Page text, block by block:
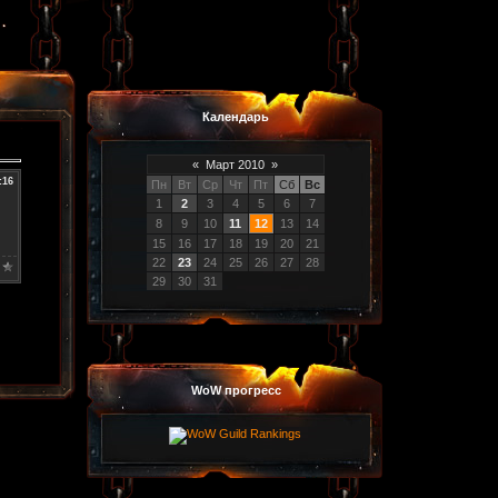
Календарь
« Март 2010 »
Пн
Вт Ср Чт Пт Сб
Вс
1
2 3 4 5 6
7
8
9 10 11 12 13
14
15
16 17 18 19 20
21
22
23 24 25 26 27
28
29
30 31
WoW прогресс